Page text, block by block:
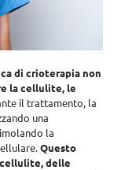
di crioterapia non
la cellulite, le
il trattamento, la
una
la
.Questo
delle